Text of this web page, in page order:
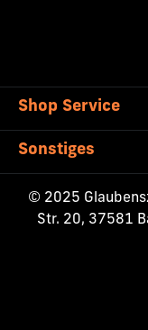
Shop Service
Sonstiges
© 2025
Str. 20, 37581